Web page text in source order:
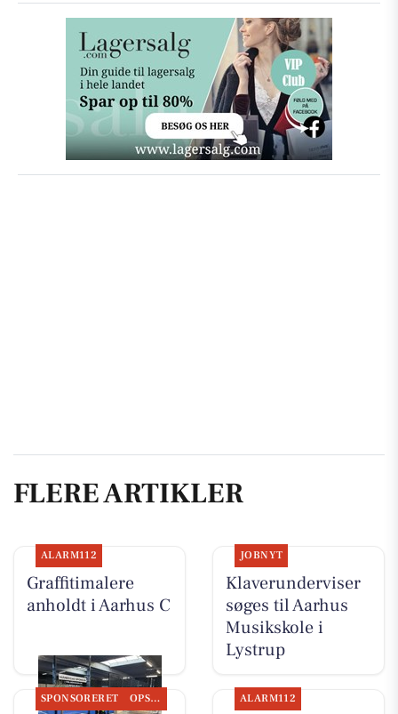
FLERE ARTIKLER
ALARM112
Graffitimalere
anholdt i Aarhus C
JOBNYT
Klaverunderviser
søges til Aarhus
Musikskole i
Lystrup
SPONSORERET OPSLAGSTAVLEN ALARM112